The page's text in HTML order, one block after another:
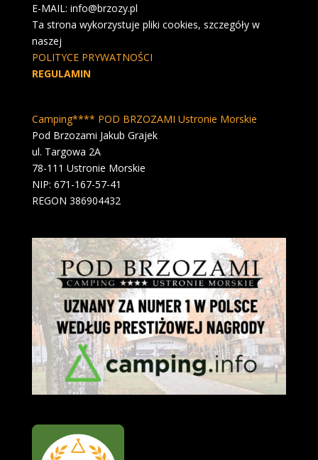
E-MAIL: info@brzozy.pl
Ta strona wykorzystuje pliki cookies, szczegóły w
naszej
POLITYCE PRYWATNOŚCI
REGULAMIN
Camping**** POD BRZOZAMI Ustronie Morskie
Pod Brzozami Jakub Grajek
ul. Targowa 2A
78-111 Ustronie Morskie
NIP: 671-167-57-41
REGON 386904432